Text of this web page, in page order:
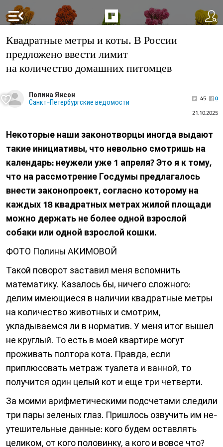
menu_open
Квадратные метры и коты. В России
предложено ввести лимит
на количество домашних питомцев
Полина Янсон
Санкт-Петербургские ведомости 45
0
21.10.2025
Некоторые наши законотворцы иногда выдают
такие инициативы, что невольно смотришь на
календарь: неужели уже 1 апреля? Это я к тому,
что на рассмотрение Госдумы предлагалось
внести законопроект, согласно которому на
каждых 18 квадратных метрах жилой площади
можно держать не более одной взрослой
собаки или одной взрослой кошки.
ФОТО Полины АКИМОВОЙ
Такой поворот заставил меня вспомнить
математику. Казалось бы, ничего сложного:
делим имеющиеся в наличии квадратные метры
на количество животных и смотрим,
укладываемся ли в норматив. У меня итог вышел
не круглый. То есть в моей квартире могут
проживать полтора кота. Правда, если
приплюсовать мет­раж туалета и ванной, то
получится один целый кот и еще три четверти.
За моими арифметическими подсчетами следили
три пары зеленых глаз. Пришлось озвучить им не­
утешительные данные: кого будем оставлять
целиком, от кого половинку, а кого и вовсе что?